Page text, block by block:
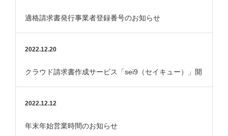
適格請求書発行事業者登録番号のお知らせ
2022.12.20
クラウド請求書作成サービス「sei9（セイキュー）」開
始のお知らせ
2022.12.12
年末年始営業時間のお知らせ